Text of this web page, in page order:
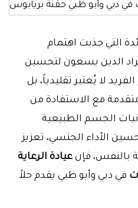
التي جذبت اهتمام
الذين يسعون لتحسين
لا يُعتبر تقليدياً، بل
مع الاستفادة من
الجسم الطبيعية
الأداء الجنسي، تعزيز
بالنفس، فإن عيادة الرعاية
في دبي وأبو ظبي يقدم حلاً